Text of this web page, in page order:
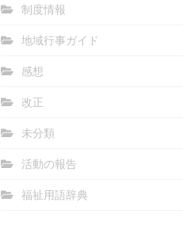
制度情報
地域行事ガイド
感想
改正
未分類
活動の報告
福祉用語辞典